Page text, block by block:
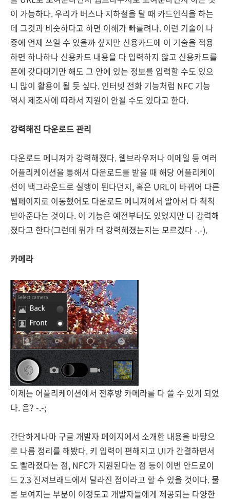
이 가능하다. 우리가 버스나 지하철을 탈 때 카드인식을 하는
데 그것과 비슷하다고 하면 이해가 빠를려나. 이런 기술이 나
중에 언제 쓰일 수 있을까 싶지만 신용카드에 이 기술을 적용
하면 하나하나 신용카드 내용을 다 입력하지 않고 신용카드를
폰에 갖다대기만 해도 그 안에 있는 정보를 입력할 수도 있으
니 많이 활용이 될 듯 싶다. 인터넷 전화 기능처럼 NFC 기능
역시 제조사에 따라서 지원이 안될 수도 있다고 한다.
강력해진 다운로드 관리
다운로드 메니져가 강력해졌다. 웹브라우저나 이메일 등 여러
어플리케이션을 통해서 다운로드를 받을 때 해당 어플리케이
션이 백그라운드로 실행이 된다던지, 혹은 URL이 바뀌어 다른
웹페이지로 이동했어도 다운로드 메니져에서 알아서 다 척척
받아준다는 것이다. 이 기능은 예전부터도 있었지만 더 강력해
졌다고 한다(그런데 뭐가 더 강력해졌는지는 모르겠다 -.-).
카메라
이제는 어플리케이션에서 전후방 카메라를 다 쓸 수 있게 되었
다. 음? -.-;
간단하게나마 구글 개발자 페이지에서 소개한 내용을 바탕으
로 나름 정리를 해봤다. 키 입력이 편해지고 UI가 간결하면서
도 빨라졌다는 점, NFC가 지원된다는 점 등이 이번 안드로이
드 2.3 진져브래드에서 달라진 점이라고 할 수 있을 것이다. 물
론 보여지는 부분이 이정도고 개발자들에게 제공되는 다양한